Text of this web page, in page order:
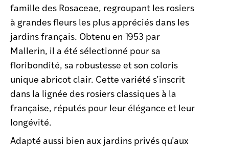
famille des Rosaceae, regroupant les rosiers
à grandes fleurs les plus appréciés dans les
jardins français. Obtenu en 1953 par
Mallerin, il a été sélectionné pour sa
floribondité, sa robustesse et son coloris
unique abricot clair. Cette variété s’inscrit
dans la lignée des rosiers classiques à la
française, réputés pour leur élégance et leur
longévité.
Adapté aussi bien aux jardins privés qu’aux